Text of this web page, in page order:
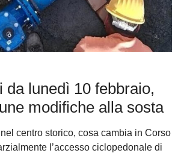
da lunedì 10 febbraio,
modifiche alla sosta
centro storico, cosa cambia in Corso
l’accesso ciclopedonale di